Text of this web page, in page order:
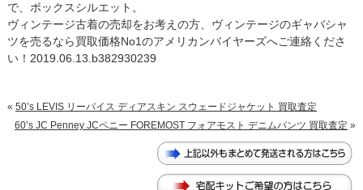
で、ボックスシルエット。
ヴィンテージ古着の売却をお考えの方、ヴィンテージのギャバシャ
ツを売るなら買取価格No1のアメリカンバイヤーズへご連絡くださ
い！2019.06.13.b382930239
« 50’s LEVIS リーバイス ディアスキン スウェードジャケット 買取査定
60’s JC Penney JCペニー FOREMOST フォアモスト デニムパンツ 買取査定 »